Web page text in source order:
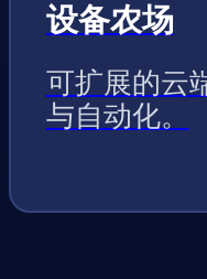
设备农场
可扩展的云
与自动化。